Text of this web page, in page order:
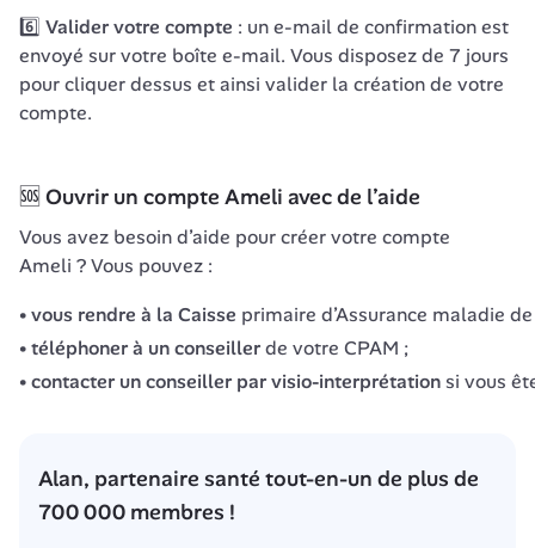
6️⃣ Valider votre compte : un e-mail de confirmation est
envoyé sur votre boîte e-mail. Vous disposez de 7 jours
pour cliquer dessus et ainsi valider la création de votre
compte.
🆘 Ouvrir un compte Ameli avec de l’aide
Vous avez besoin d’aide pour créer votre compte
Ameli ? Vous pouvez :
vous rendre à la Caisse primaire d’Assurance maladie
téléphoner à un conseillerde votre CPAM ;
contacter un conseiller par visio-interprétationsi vous
Alan, partenaire santé tout-en-un de plus de
700 000 membres !